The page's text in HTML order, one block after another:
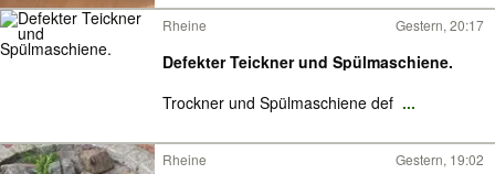
Rheine Gestern, 20:17
Defekter Teickner und Spülmaschiene.
Trockner und Spülmaschiene def ...
Rheine Gestern, 19:02